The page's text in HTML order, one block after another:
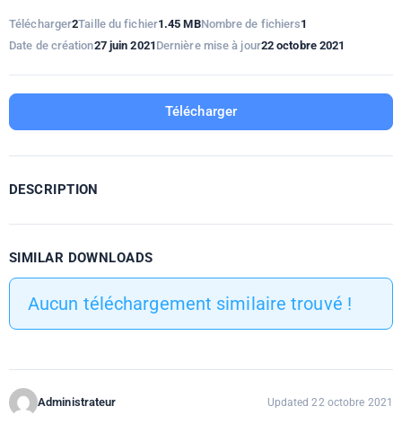
Télécharger2Taille du fichier1.45 MBNombre de fichiers1
Date de création27 juin 2021 Dernière mise à jour22 octobre 2021
Télécharger
DESCRIPTION
SIMILAR DOWNLOADS
Aucun téléchargement similaire trouvé !
Administrateur Updated 22 octobre 2021